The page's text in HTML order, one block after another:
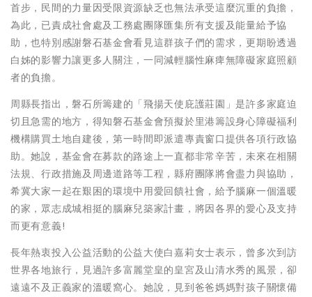
首步，民間的力量因受限資源缺乏也無法承受這麼沉重的負擔，
為此，已責成社會處及工務處團隊匯集所有支援及能量給予協
助，也特別感謝磐石基金會看見這群孩子們的需求，更期盼透過
白姊的影響力讓更多人關注，一同減輕腦性麻痺無障礙家庭照顧
者的負擔。
周縣長指出，磐石所籌建的「飛揚天使庇護莊園」是許多家庭迫
切且急需的地方，得知磐石基金會預擬於里港籌設身心障礙福利
機構購買土地自建後，第一時間即派遣專責窗口提供各項行政協
助。她說，基金會在募款的路途上一直都非常辛苦，未來在相關
法規、行政措施及周邊道路等工程，縣府團隊將會盡力與協助，
希冀大家一起在艱困的環境中用愛回饋社會，給予腦麻一個溫暖
的家，眾志成城相挺的腦麻兒築家計畫，將因各界的愛心及支持
而更有意義!
長年熱衷投入公益活動的公益大使白嘉莉女士表示，曾多次到訪
世界各地旅行，見過許多富麗堂皇的皇宮及山清水秀的風景，卻
遠遠不及正義家的溫暖窩心。她說，見到爸爸媽媽對孩子關懷備